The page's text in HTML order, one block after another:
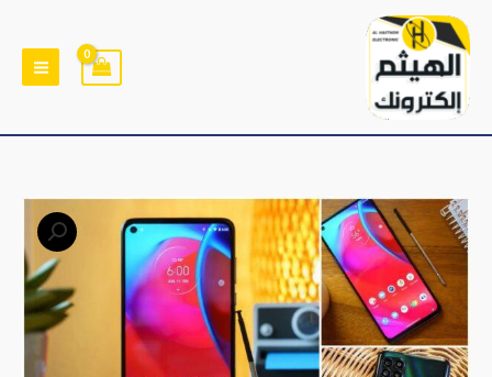
تخطي
المحتوى